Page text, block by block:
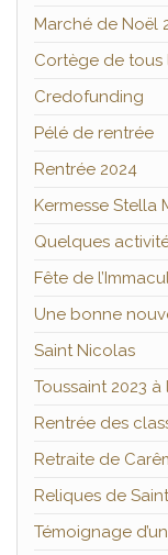
Marché de Noël
Cortège de tous
Credofunding
Pélé de rentrée
Rentrée 2024
Kermesse Stella
Quelques
Fête de
Une bonne
Saint Nicolas
Toussaint 2023 à
Rentrée des
Retraite de
Reliques de
Témoignage